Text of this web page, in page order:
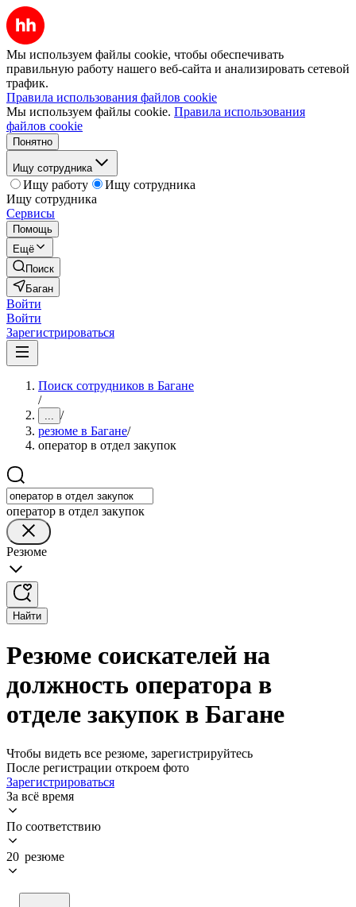
Мы используем файлы cookie, чтобы обеспечивать
правильную работу нашего веб-сайта и анализировать сетевой
трафик.
Правила использования файлов cookie
Мы используем файлы cookie. Правила использования
файлов cookie
Понятно
Ищу сотрудника
Ищу работу
Ищу сотрудника
Ищу сотрудника
Сервисы
Помощь
Ещё
Поиск
Баган
Войти
Войти
Зарегистрироваться
Поиск сотрудников в Багане
/
... /
резюме в Багане/
оператор в отдел закупок
оператор в отдел закупок
Резюме
Найти
Резюме соискателей на
должность оператора в
отделе закупок в Багане
Чтобы видеть все резюме, зарегистрируйтесь
После регистрации откроем фото
Зарегистрироваться
За всё время
По соответствию
20 резюме